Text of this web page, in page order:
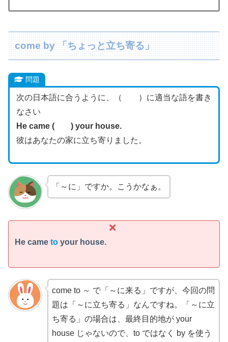
come by 「ちょっと立ち寄る」
問題
次の日本語に合うように、（ ）に適当な語を書き
なさい
He came ( ) your house.
彼はあなたの家に立ち寄りました。
「～に」ですか。こうかなぁ。
He came to your house.
come to ～ で「～に来る」ですが、今回の問
題は「～に立ち寄る」なんですね。「～に立
ち寄る」の場合は、最終目的地が your
house じゃないので、to ではなく by を使う